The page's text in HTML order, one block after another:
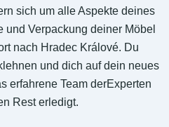
sich um alle Aspekte deines
und Verpackung deiner Möbel
nach Hradec Králové. Du
und dich auf dein neues
erfahrene Team derExperten
Rest erledigt.